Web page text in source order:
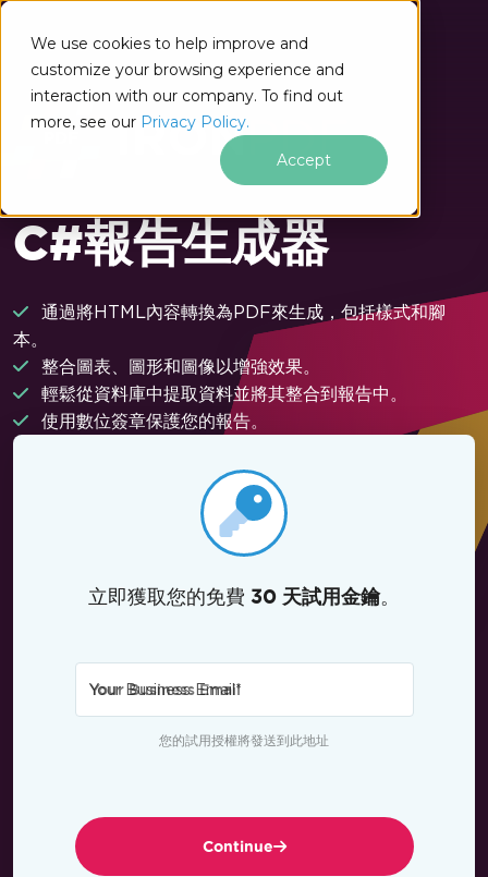
We use cookies to help improve and
customize your browsing experience and
interaction with our company. To find out
more, see our Privacy Policy.
Accept
跳至頁尾內容
C#報告生成器
通過將HTML內容轉換為PDF來生成，包括樣式和腳
本。
整合圖表、圖形和圖像以增強效果。
輕鬆從資料庫中提取資料並將其整合到報告中。
使用數位簽章保護您的報告。
立即獲取您的免費 30 天試用金鑰。
Your Business Email*
您的試用授權將發送到此地址
Continue